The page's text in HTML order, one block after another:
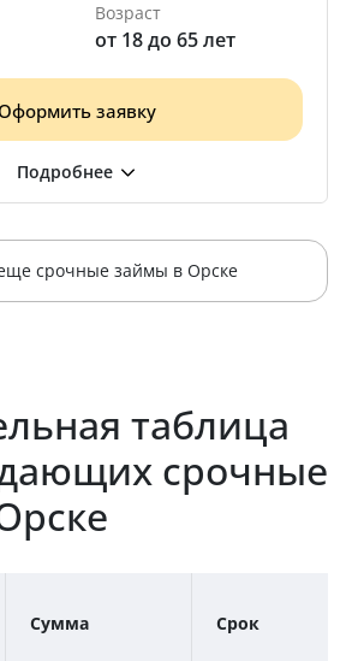
Возраст
от 18 до 65 лет
Оформить заявку
срочные займы в Орске
таблица
срочные
Сумма Срок